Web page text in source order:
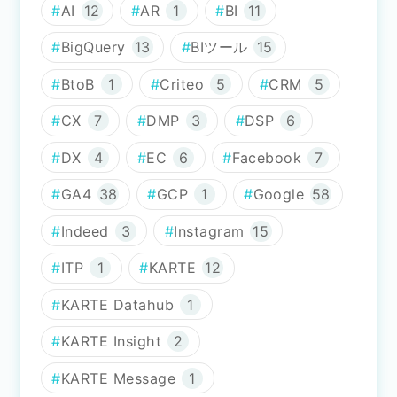
AI 12 AR 1 BI 11
BigQuery 13 BIツール 15
BtoB 1 Criteo 5 CRM 5
CX 7 DMP 3 DSP 6
DX 4 EC 6 Facebook 7
GA4 38 GCP 1 Google 58
Indeed 3 Instagram 15
ITP 1 KARTE 12
KARTE Datahub 1
KARTE Insight 2
KARTE Message 1